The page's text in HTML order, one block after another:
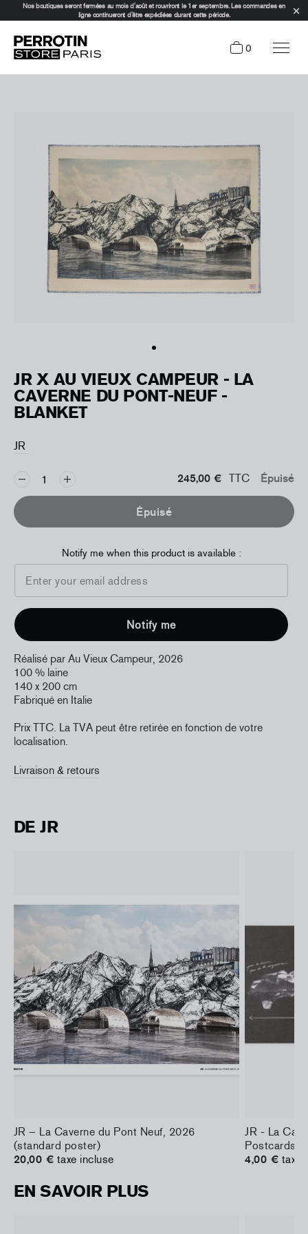
Nos boutiques seront fermées au mois d'août et rouvriront le 1er septembre. Les commandes en
ligne continueront d'être expédiées durant cette période.
0
JR X AU VIEUX CAMPEUR - LA
CAVERNE DU PONT-NEUF -
BLANKET
JR
245,00 € TTC Épuisé
Épuisé
Notify me when this product is available :
Réalisé par Au Vieux Campeur, 2026
100 % laine
140 x 200 cm
Fabriqué en Italie
Prix TTC. La TVA peut être retirée en fonction de votre
localisation.
Livraison & retours
DE JR
JR – La Caverne du Pont Neuf, 2026
(standard poster)
20,00 € taxe incluse
JR - La
Postcards
4,00 € taxe
EN SAVOIR PLUS